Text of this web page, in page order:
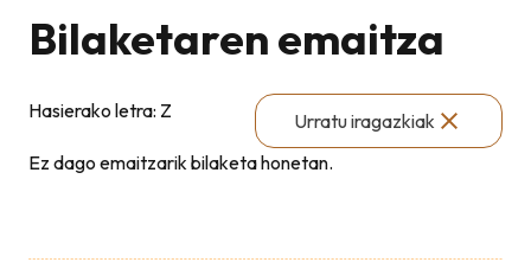
Bilaketaren emaitza
Hasierako letra: Z
Urratu iragazkiak
Ez dago emaitzarik bilaketa honetan.